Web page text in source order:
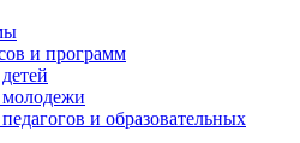
и программ
и образовательных